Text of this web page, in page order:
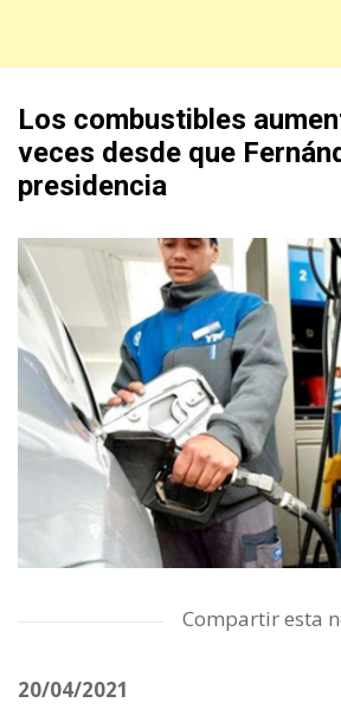
Los combustibles
veces desde que
presidencia
Compartir esta
20/04/2021